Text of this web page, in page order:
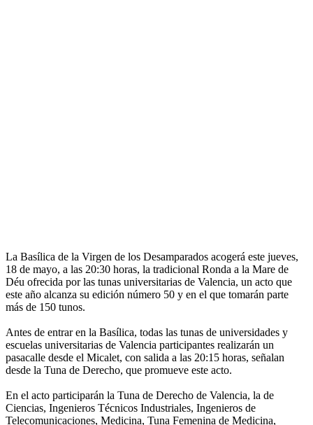
La Basílica de la Virgen de los Desamparados acogerá este jueves,
18 de mayo, a las 20:30 horas, la tradicional Ronda a la Mare de
Déu ofrecida por las tunas universitarias de Valencia, un acto que
este año alcanza su edición número 50 y en el que tomarán parte
más de 150 tunos.
Antes de entrar en la Basílica, todas las tunas de universidades y
escuelas universitarias de Valencia participantes realizarán un
pasacalle desde el Micalet, con salida a las 20:15 horas, señalan
desde la Tuna de Derecho, que promueve este acto.
En el acto participarán la Tuna de Derecho de Valencia, la de
Ciencias, Ingenieros Técnicos Industriales, Ingenieros de
Telecomunicaciones, Medicina, Tuna Femenina de Medicina,